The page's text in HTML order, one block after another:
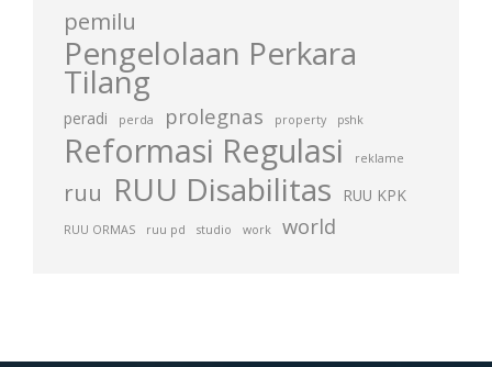
pemilu
Pengelolaan Perkara
Tilang
peradi perda prolegnas property pshk
Reformasi Regulasi reklame
ruu RUU Disabilitas RUU KPK
RUU ORMAS ruu pd studio work world